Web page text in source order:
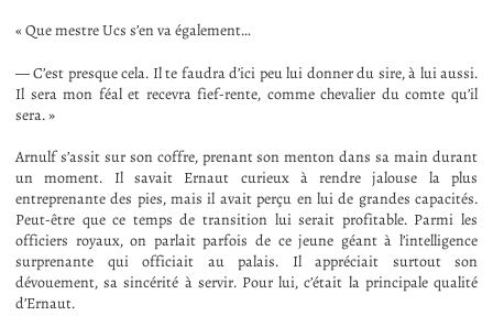
« Que mestre Ucs s’en va également…
— C’est presque cela. Il te faudra d’ici peu lui donner du sire, à lui aussi.
Il sera mon féal et recevra fief-rente, comme chevalier du comte qu’il
sera. »
Arnulf s’assit sur son coffre, prenant son menton dans sa main durant
un moment. Il savait Ernaut curieux à rendre jalouse la plus
entreprenante des pies, mais il avait perçu en lui de grandes capacités.
Peut-être que ce temps de transition lui serait profitable. Parmi les
officiers royaux, on parlait parfois de ce jeune géant à l’intelligence
surprenante qui officiait au palais. Il appréciait surtout son
dévouement, sa sincérité à servir. Pour lui, c’était la principale qualité
d’Ernaut.